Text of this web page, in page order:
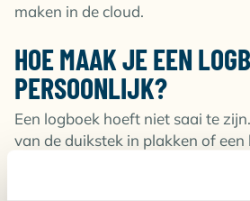
maken in de cloud.
HOE MAAK JE EEN
PERSOONLIJK?
Een logboek hoeft niet saai te
van de duikstek in plakken of
tekenen van je route. Ook is het
opmerking van je buddy erbij te